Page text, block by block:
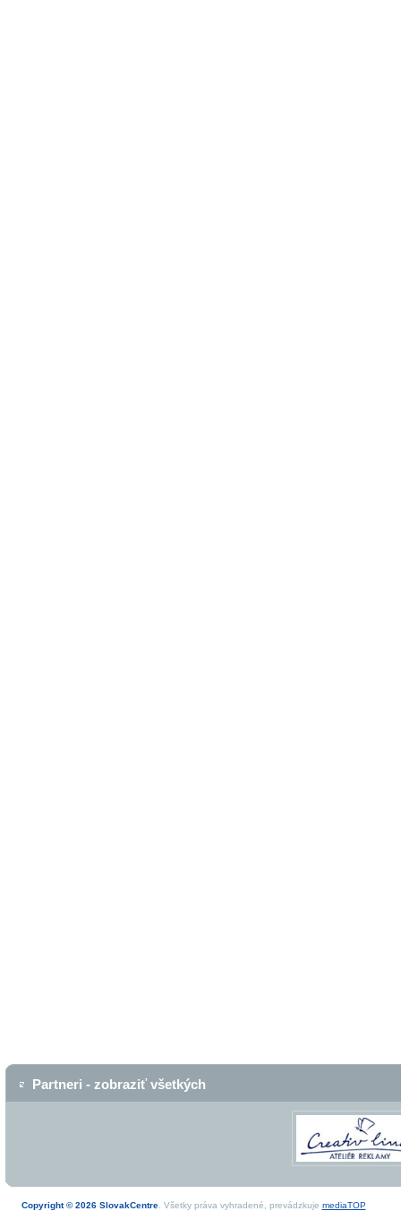
Partneri - zobraziť všetkých
Copyright © 2026 SlovakCentre. Všetky práva vyhradené, prevádzkuje mediaTOP